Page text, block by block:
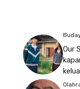
Our